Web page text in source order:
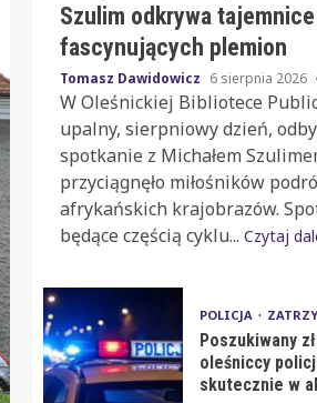
Szulim odkrywa tajemnice
fascynujących plemion
Tomasz Dawidowicz 6 sierpnia 2026
W Oleśnickiej Bibliotece
upalny, sierpniowy dzień,
spotkanie z Michałem
przyciągnęło miłośników
afrykańskich krajobrazów.
będące częścią cyklu... Czytaj
POLICJA
Poszukiwany
oleśniccy
skutecznie w